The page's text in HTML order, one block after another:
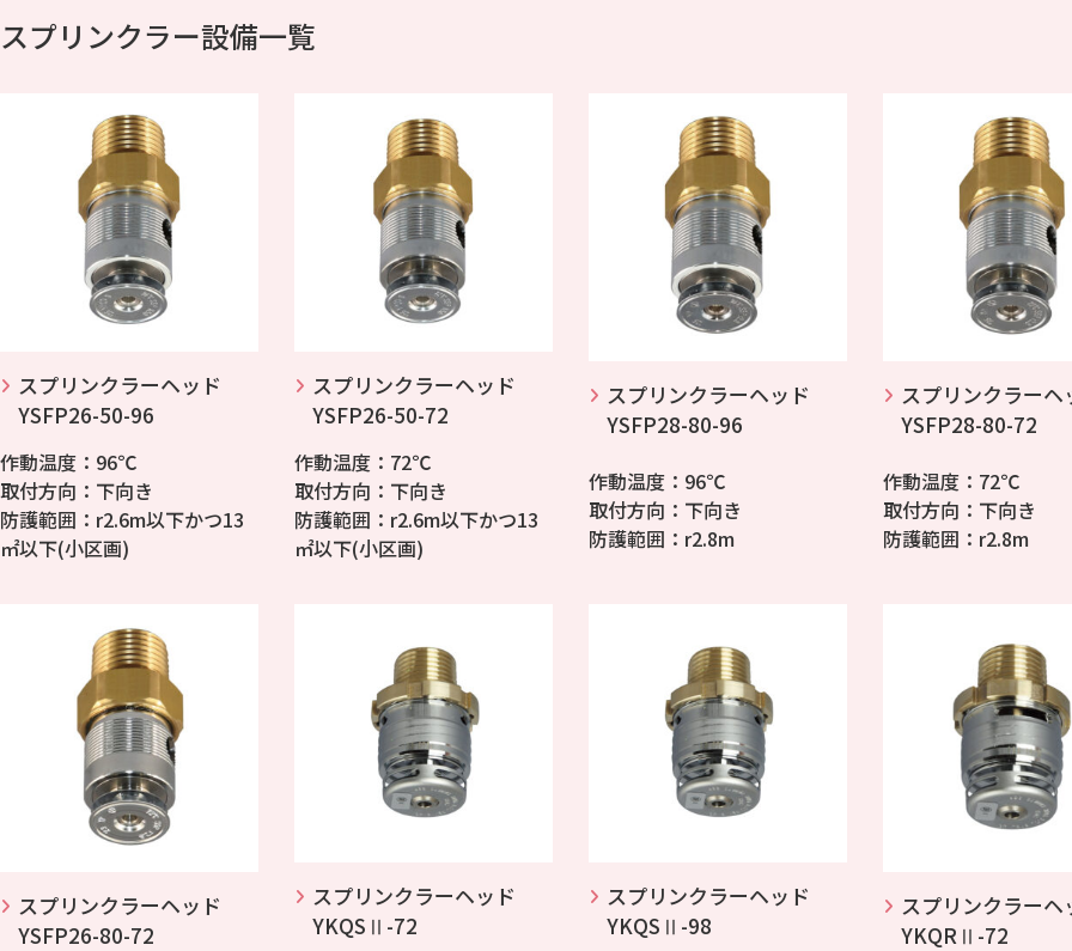
スプリンクラー設備一覧
スプリンクラーヘッド
YSFP26-50-96
作動温度：96℃
取付方向：下向き
防護範囲：r2.6m以下かつ13
㎡以下(小区画)
スプリンクラーヘッド
YSFP26-50-72
作動温度：72℃
取付方向：下向き
防護範囲：r2.6m以下かつ13
㎡以下(小区画)
スプリンクラーヘッド
YSFP28-80-96
作動温度：96℃
取付方向：下向き
防護範囲：r2.8m
スプリンクラーヘ
YSFP28-80-72
作動温度：72℃
取付方向：下向き
防護範囲：r2.8m
スプリンクラーヘッド
YSFP26-80-72
スプリンクラーヘッド
YKQSⅡ-72
スプリンクラーヘッド
YKQSⅡ-98
スプリンクラーヘ
YKQRⅡ-72